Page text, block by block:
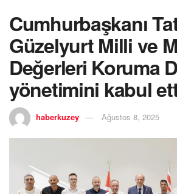
Cumhurbaşkanı
Güzelyurt Milli ve
Değerleri Koruma
yönetimini kabul
haberkuzey Ağustos 8, 2025